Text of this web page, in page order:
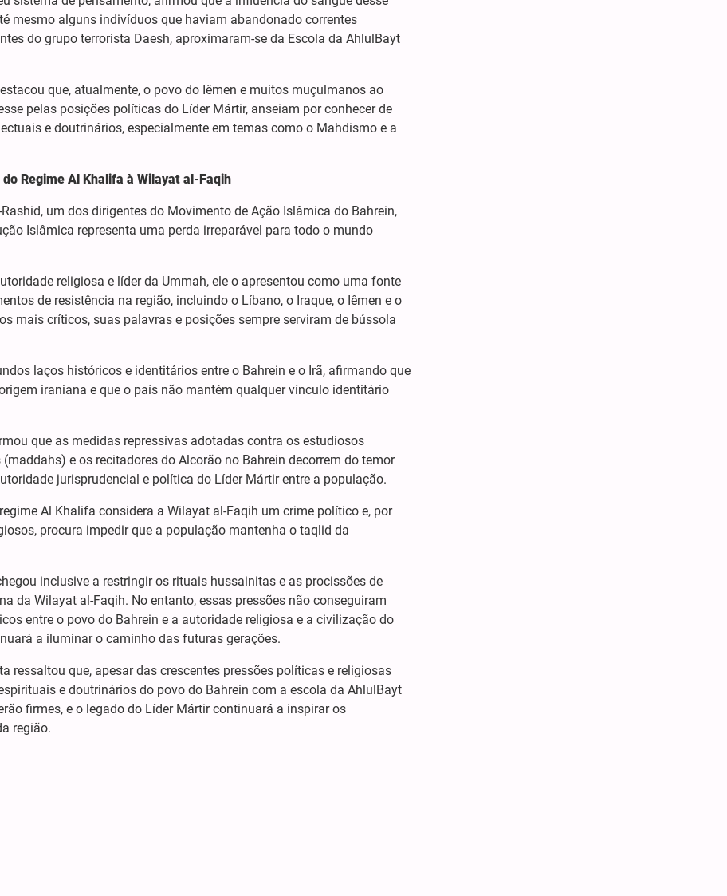
mesmo alguns indivíduos que haviam abandonado correntes
do grupo terrorista Daesh, aproximaram-se da Escola da AhlulBayt
que, atualmente, o povo do Iêmen e muitos muçulmanos ao
pelas posições políticas do Líder Mártir, anseiam por conhecer de
e doutrinários, especialmente em temas como o Mahdismo e a
Regime Al Khalifa à Wilayat al-Faqih
um dos dirigentes do Movimento de Ação Islâmica do Bahrein,
Islâmica representa uma perda irreparável para todo o mundo
religiosa e líder da Ummah, ele o apresentou como uma fonte
de resistência na região, incluindo o Líbano, o Iraque, o Iêmen e o
mais críticos, suas palavras e posições sempre serviram de bússola
laços históricos e identitários entre o Bahrein e o Irã, afirmando que
iraniana e que o país não mantém qualquer vínculo identitário
que as medidas repressivas adotadas contra os estudiosos
e os recitadores do Alcorão no Bahrein decorrem do temor
jurisprudencial e política do Líder Mártir entre a população.
Al Khalifa considera a Wilayat al-Faqih um crime político e, por
procura impedir que a população mantenha o taqlid da
inclusive a restringir os rituais hussainitas e as procissões de
da Wilayat al-Faqih. No entanto, essas pressões não conseguiram
entre o povo do Bahrein e a autoridade religiosa e a civilização do
a iluminar o caminho das futuras gerações.
ressaltou que, apesar das crescentes pressões políticas e religiosas
e doutrinários do povo do Bahrein com a escola da AhlulBayt
firmes, e o legado do Líder Mártir continuará a inspirar os
região.